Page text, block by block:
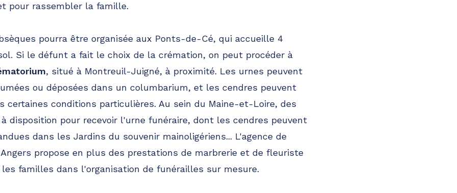
pour rassembler la famille.
pourra être organisée aux Ponts-de-Cé, qui accueille 4
Si le défunt a fait le choix de la crémation, on peut procéder à
, situé à Montreuil-Juigné, à proximité. Les urnes peuvent
ou déposées dans un columbarium, et les cendres peuvent
certaines conditions particulières. Au sein du Maine-et-Loire, des
disposition pour recevoir l'urne funéraire, dont les cendres peuvent
dans les Jardins du souvenir mainoligériens... L'agence de
propose en plus des prestations de marbrerie et de fleuriste
familles dans l'organisation de funérailles sur mesure.